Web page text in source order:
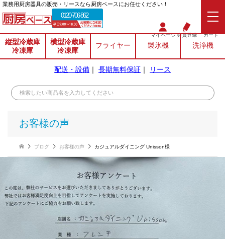
業務⽤厨房器具の販売・リースなら厨房ベースにお任せください！
0120-706-862
マイページ会員登録 カート
縦型冷蔵庫
冷凍庫
横型冷蔵庫
冷凍庫
フライヤー 製氷機 洗浄機
配送・設備 ｜ 長期無料保証 ｜ リース
お客様の声
ブログ お客様の声 カジュアルダイニング Unisson様